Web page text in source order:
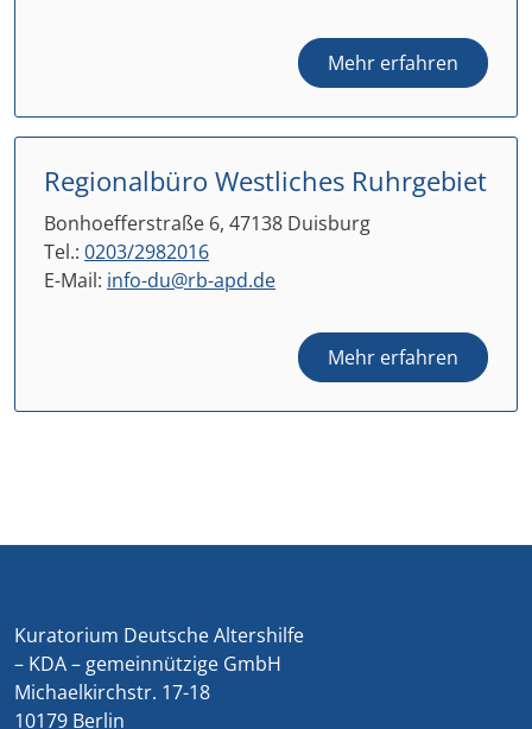
Mehr erfahren
Regionalbüro Westliches Ruhrgebiet
Bonhoefferstraße 6, 47138 Duisburg
Tel.: 0203/2982016
E-Mail: info-du@rb-apd.de
Mehr erfahren
Kuratorium Deutsche Altershilfe
– KDA – gemeinnützige GmbH
Michaelkirchstr. 17-18
10179 Berlin